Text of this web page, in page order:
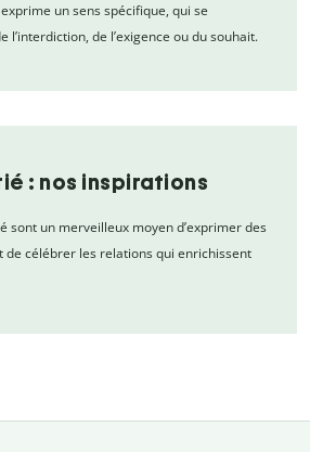
un sens spécifique, qui se
l’interdiction, de l’exigence ou du souhait.
: nos inspirations
sont un merveilleux moyen d’exprimer des
de célébrer les relations qui enrichissent